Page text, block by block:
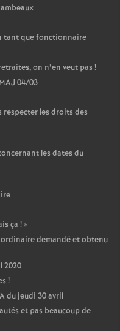
tant que fonctionnaire
on n’en veut pas !
04/03
respecter les droits des
les dates du
ça !»
demandé et obtenu
2020
!
du jeudi 30 avril
et pas beaucoup de